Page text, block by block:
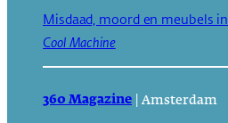
Misdaad, moord en meubels
Cool Machine
360 Magazine Amsterdam